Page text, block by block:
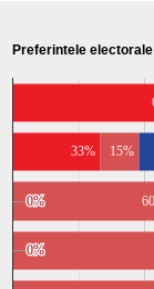
Preferintele
33%
0%
0%
0%
0%
15%